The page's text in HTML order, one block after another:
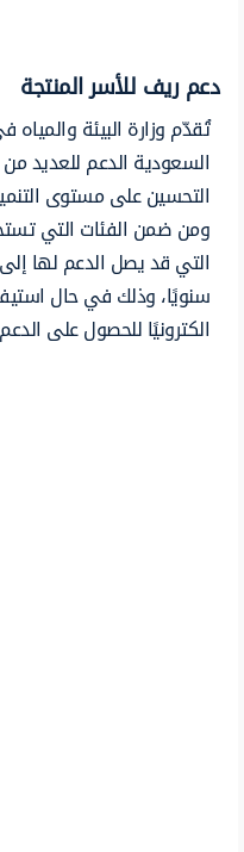
دعم ريف للأسر المنتجة
تُقدّم وزارة البيئة والمياه
السعودية الدعم للعديد
التحسين على مستوى
ومن ضمن الفئات التي
سنويًا، وذلك في حال
الكترونيًا للحصول على